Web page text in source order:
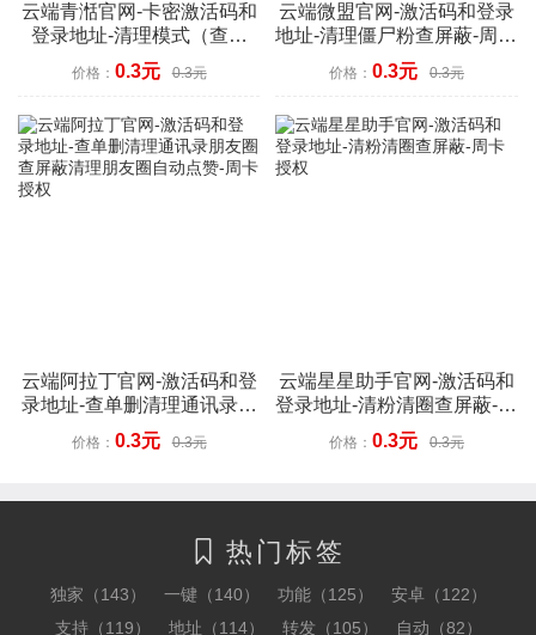
云端青湉官网-卡密激活码和
登录地址-清理模式（查单
删）-朋友圈查屏蔽-清理所有
好友-清理朋友圈
价格： 0.3元 0.3元
云端微盟官网-激活码和登录
地址-清理僵尸粉查屏蔽-周卡
授权
价格： 0.3元 0.3元
云端阿拉丁官网-激活码和登
录地址-查单删清理通讯录朋
友圈查屏蔽清理朋友圈自动
点赞-周卡授权
价格： 0.3元 0.3元
云端星星助手官网-激活码和
登录地址-清粉清圈查屏蔽-周
卡授权
价格： 0.3元 0.3元
 热门标签
独家（143） 一键（140） 功能（125）
安卓（122）
支持（119）
地址（114） 转发（105） 自动（82）